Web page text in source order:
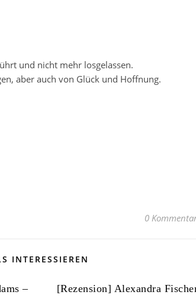
und nicht mehr losgelassen.
aber auch von Glück und Hoffnung.
0
INTERESSIEREN
–
[Rezension] Alexandra